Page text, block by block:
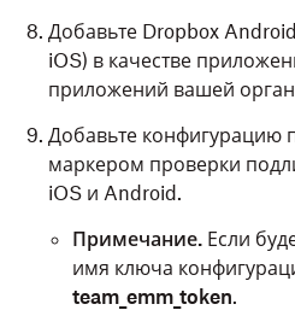
Добавьте Dropbox
iOS) в качестве
приложений вашей
Добавьте конфигурацию
маркером проверки
iOS и Android.
Примечание. Если
имя ключа
team_emm_token.